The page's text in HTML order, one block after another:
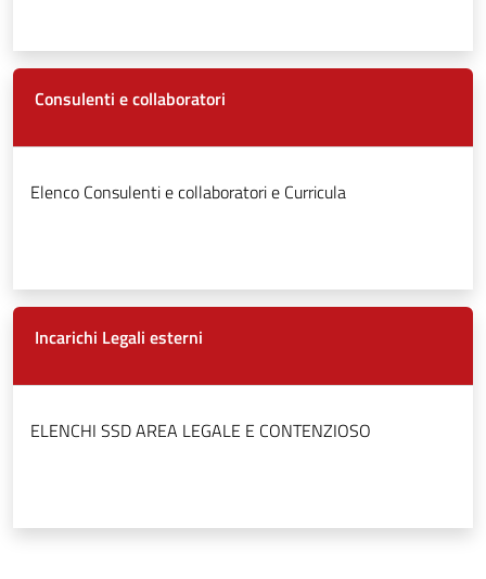
Consulenti e collaboratori
Elenco Consulenti e collaboratori e Curricula
Incarichi Legali esterni
ELENCHI SSD AREA LEGALE E CONTENZIOSO